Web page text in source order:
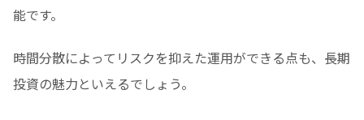
能です。
時間分散によってリスクを抑えた運用ができる点も、長期
投資の魅力といえるでしょう。